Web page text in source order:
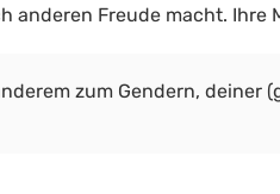
anderen Freude macht.
zum Gendern,